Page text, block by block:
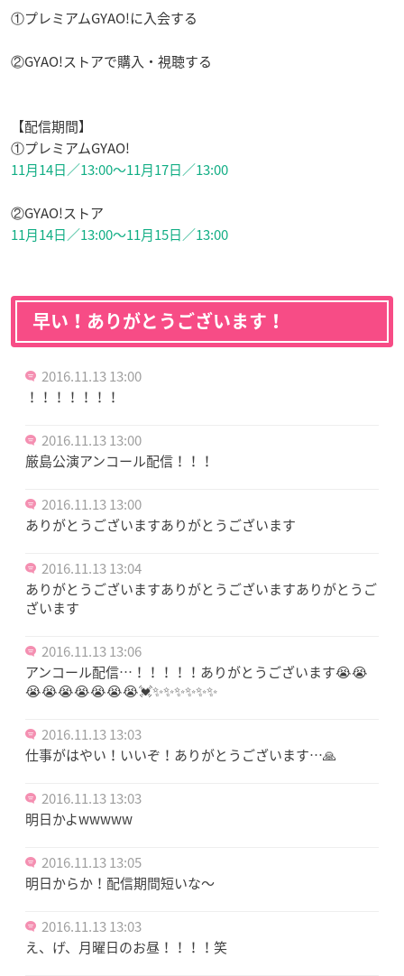
①プレミアムGYAO!に入会する
②GYAO!ストアで購入・視聴する
【配信期間】
①プレミアムGYAO!
11月14日／13:00〜11月17日／13:00
②GYAO!ストア
11月14日／13:00〜11月15日／13:00
早い！ありがとうございます！
2016.11.13 13:00
！！！！！！！
2016.11.13 13:00
厳島公演アンコール配信！！！
2016.11.13 13:00
ありがとうございますありがとうございます
2016.11.13 13:04
ありがとうございますありがとうございますありがとうご
ざいます
2016.11.13 13:06
アンコール配信…！！！！！ありがとうございます😭😭
😭😭😭😭😭😭😭💓✨✨✨✨✨✨
2016.11.13 13:03
仕事がはやい！いいぞ！ありがとうございます…🙏
2016.11.13 13:03
明日かよwwwww
2016.11.13 13:05
明日からか！配信期間短いな～
2016.11.13 13:03
え、げ、月曜日のお昼！！！！笑